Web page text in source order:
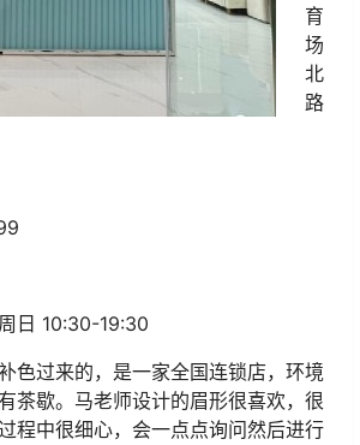
育
场
北
路
日 10:30-19:30
色过来的，是一家全国连锁店，环境
茶歇。马老师设计的眉形很喜欢，很
程中很细心，会一点点询问然后进行